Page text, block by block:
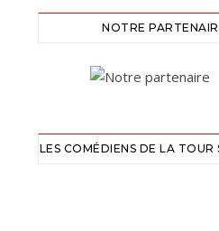
NOTRE
LES COMÉDIENS DE LA TOUR